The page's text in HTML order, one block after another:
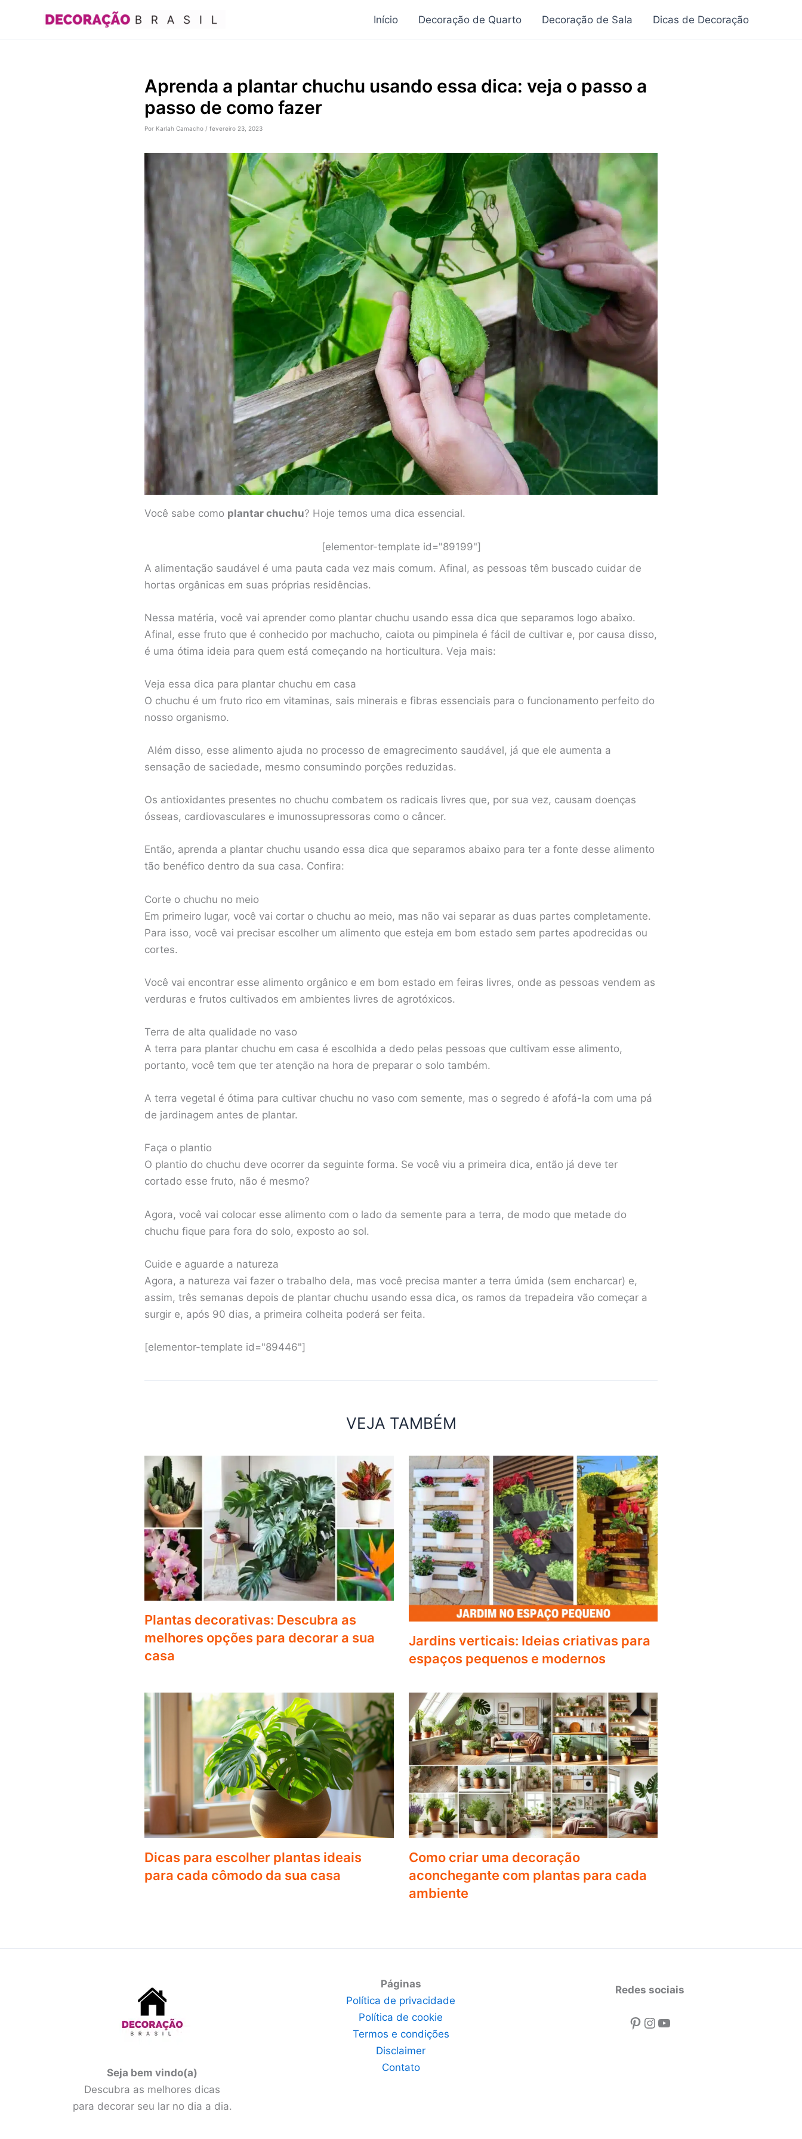
o
Início Decoração de Quarto Decoração de Sala Dicas de Decoração
Aprenda a plantar chuchu usando essa dica: veja o passo a
passo de como fazer
Por Karlah Camacho / fevereiro 23, 2023
Você sabe como plantar chuchu? Hoje temos uma dica essencial.
[elementor-template id="89199"]
A alimentação saudável é uma pauta cada vez mais comum. Afinal, as pessoas têm buscado cuidar de
hortas orgânicas em suas próprias residências.
Nessa matéria, você vai aprender como plantar chuchu usando essa dica que separamos logo abaixo.
Afinal, esse fruto que é conhecido por machucho, caiota ou pimpinela é fácil de cultivar e, por causa disso,
é uma ótima ideia para quem está começando na horticultura. Veja mais:
Veja essa dica para plantar chuchu em casa
O chuchu é um fruto rico em vitaminas, sais minerais e fibras essenciais para o funcionamento perfeito do
nosso organismo.
Além disso, esse alimento ajuda no processo de emagrecimento saudável, já que ele aumenta a
sensação de saciedade, mesmo consumindo porções reduzidas.
Os antioxidantes presentes no chuchu combatem os radicais livres que, por sua vez, causam doenças
ósseas, cardiovasculares e imunossupressoras como o câncer.
Então, aprenda a plantar chuchu usando essa dica que separamos abaixo para ter a fonte desse alimento
tão benéfico dentro da sua casa. Confira:
Corte o chuchu no meio
Em primeiro lugar, você vai cortar o chuchu ao meio, mas não vai separar as duas partes completamente.
Para isso, você vai precisar escolher um alimento que esteja em bom estado sem partes apodrecidas ou
cortes.
Você vai encontrar esse alimento orgânico e em bom estado em feiras livres, onde as pessoas vendem as
verduras e frutos cultivados em ambientes livres de agrotóxicos.
Terra de alta qualidade no vaso
A terra para plantar chuchu em casa é escolhida a dedo pelas pessoas que cultivam esse alimento,
portanto, você tem que ter atenção na hora de preparar o solo também.
A terra vegetal é ótima para cultivar chuchu no vaso com semente, mas o segredo é afofá-la com uma pá
de jardinagem antes de plantar.
Faça o plantio
O plantio do chuchu deve ocorrer da seguinte forma. Se você viu a primeira dica, então já deve ter
cortado esse fruto, não é mesmo?
Agora, você vai colocar esse alimento com o lado da semente para a terra, de modo que metade do
chuchu fique para fora do solo, exposto ao sol.
Cuide e aguarde a natureza
Agora, a natureza vai fazer o trabalho dela, mas você precisa manter a terra úmida (sem encharcar) e,
assim, três semanas depois de plantar chuchu usando essa dica, os ramos da trepadeira vão começar a
surgir e, após 90 dias, a primeira colheita poderá ser feita.
[elementor-template id="89446"]
VEJA TAMBÉM
Plantas decorativas: Descubra as
melhores opções para decorar a sua
casa
Jardins verticais: Ideias criativas para
espaços pequenos e modernos
Dicas para escolher plantas ideais
para cada cômodo da sua casa
Como criar uma decoração
aconchegante com plantas para cada
ambiente
Seja bem vindo(a)
Descubra as melhores dicas
para decorar seu lar no dia a dia.
Páginas
Política de privacidade
Política de cookie
Termos e condições
Disclaimer
Contato
Redes sociais
Pinterest
Instagram
Youtube